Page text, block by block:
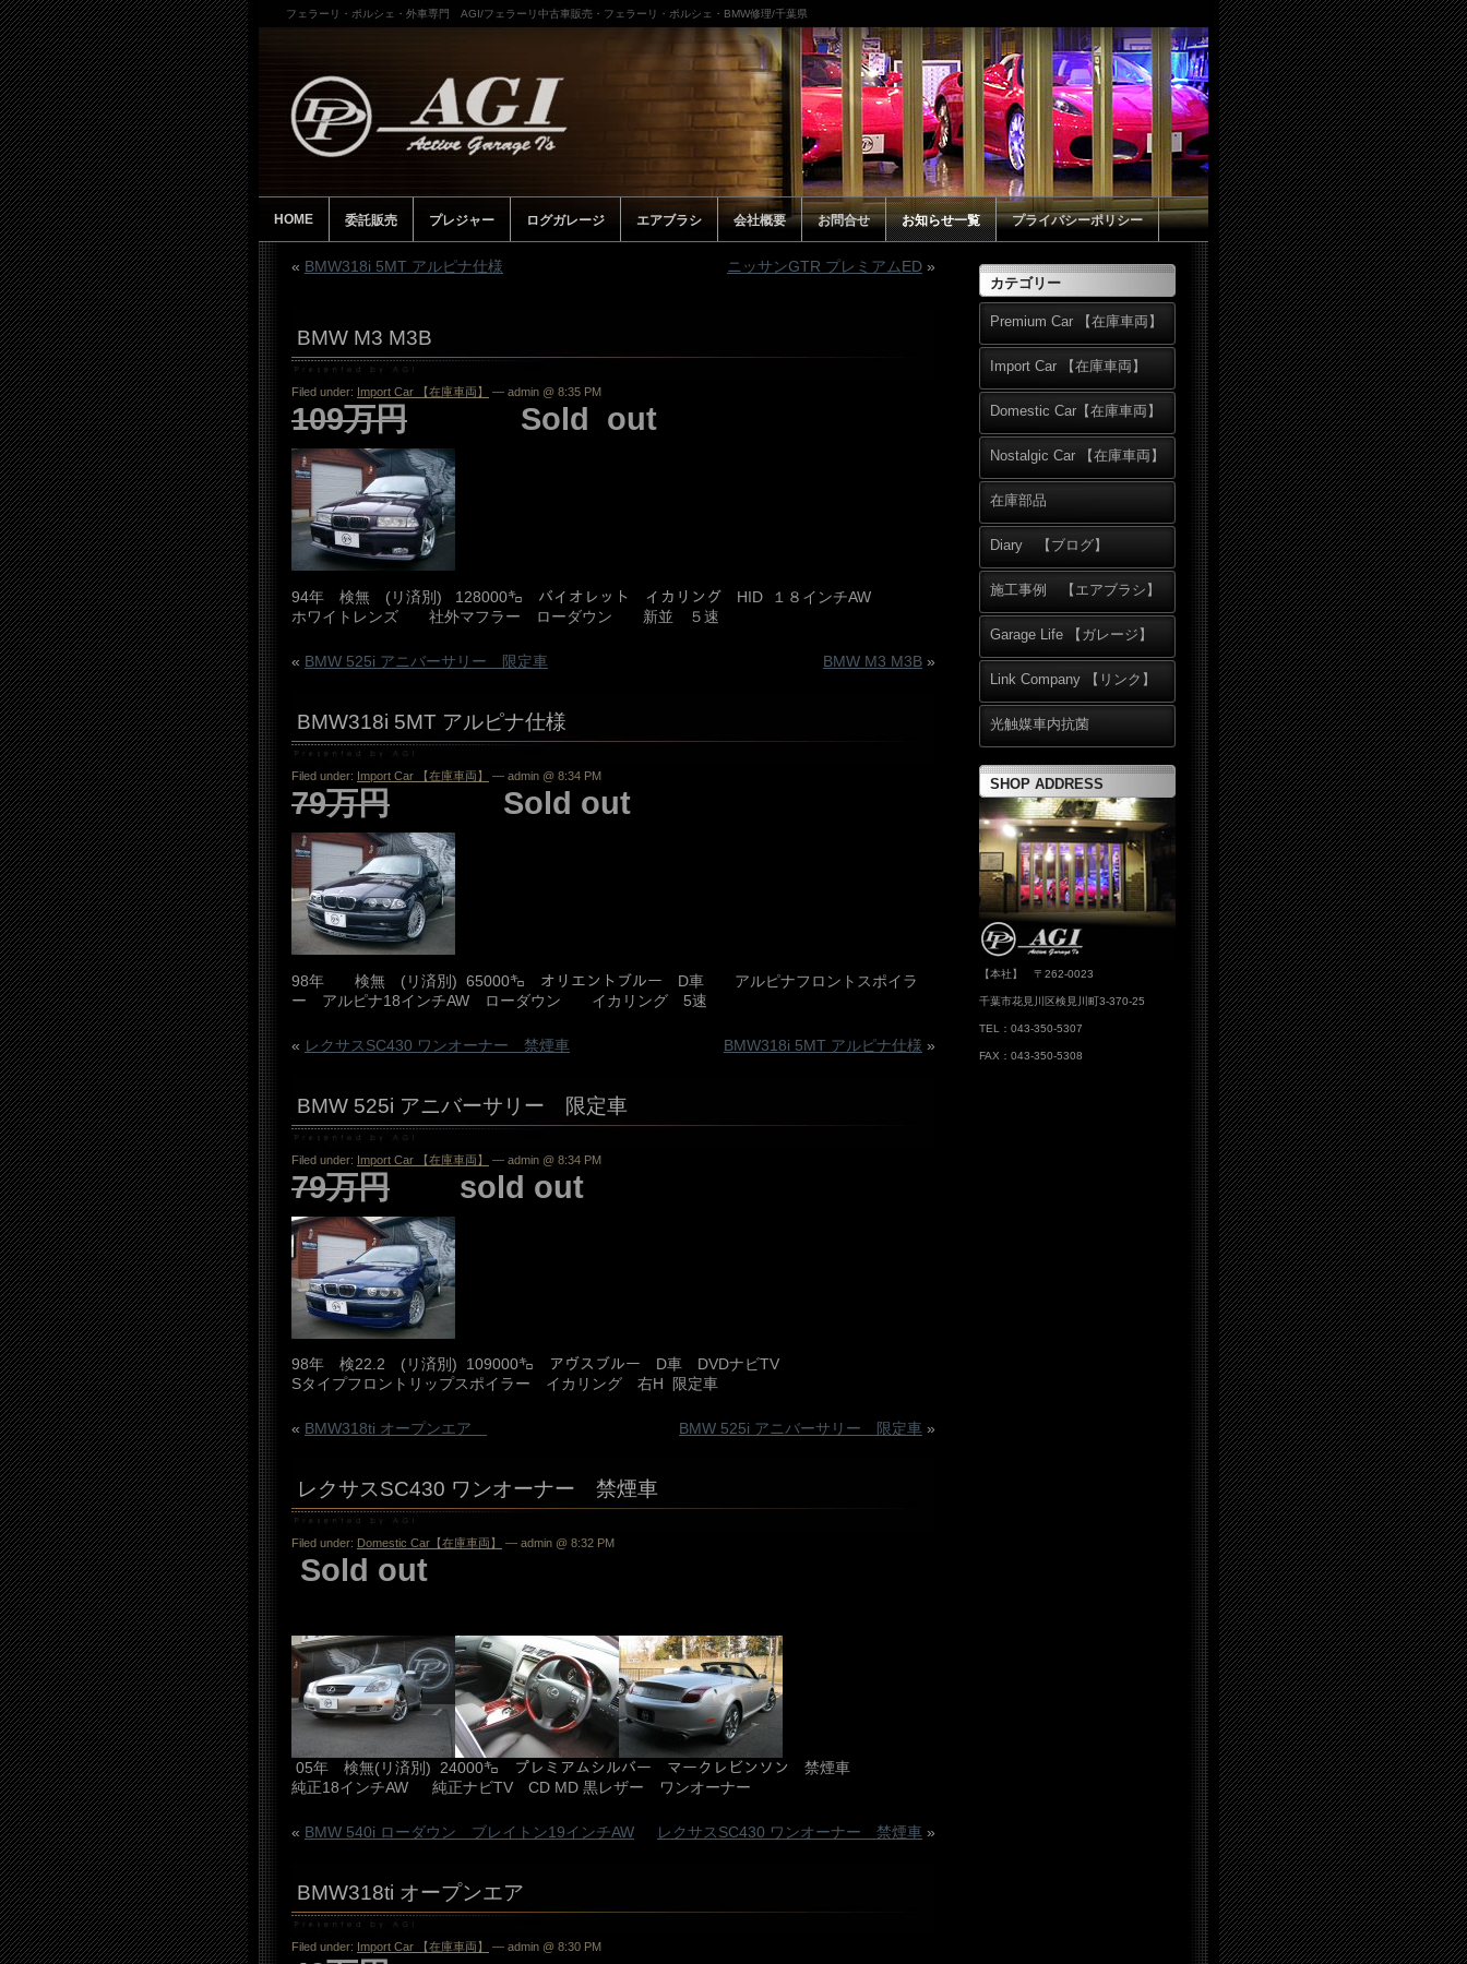
フェラーリ・ポルシェ・外車専門 AGI/フェラーリ中古車販売・フェラーリ・ポルシェ・BMW修理/千葉県
HOME 委託販売 プレジャー ログガレージ エアブラシ 会社概要 お問合せ お知らせ一覧 プライバシーポリシー
« BMW318i 5MT アルピナ仕様 ニッサンGTR プレミアムED »
BMW M3 M3B
Filed under: Import Car 【在庫車両】 — admin @ 8:35 PM
109万円 Sold out
94年 検無 (リ済別) 128000㌔ バイオレット イカリング HID １８インチAW
ホワイトレンズ 社外マフラー ローダウン 新並 ５速
« BMW 525i アニバーサリー 限定車 BMW M3 M3B »
BMW318i 5MT アルピナ仕様
Filed under: Import Car 【在庫車両】 — admin @ 8:34 PM
79万円 Sold out
98年 検無 (リ済別) 65000㌔ オリエントブルー D車 アルピナフロントスポイラ
ー アルピナ18インチAW ローダウン イカリング 5速
« レクサスSC430 ワンオーナー 禁煙車 BMW318i 5MT アルピナ仕様 »
BMW 525i アニバーサリー 限定車
Filed under: Import Car 【在庫車両】 — admin @ 8:34 PM
79万円 sold out
98年 検22.2 (リ済別) 109000㌔ アヴスブルー D車 DVDナビTV
Sタイプフロントリップスポイラー イカリング 右H 限定車
« BMW318ti オープンエア BMW 525i アニバーサリー 限定車 »
レクサスSC430 ワンオーナー 禁煙車
Filed under: Domestic Car【在庫車両】 — admin @ 8:32 PM
Sold out
05年 検無(リ済別) 24000㌔ プレミアムシルバー マークレビンソン 禁煙車
純正18インチAW 純正ナビTV CD MD 黒レザー ワンオーナー
« BMW 540i ローダウン ブレイトン19インチAW レクサスSC430 ワンオーナー 禁煙車 »
BMW318ti オープンエア
Filed under: Import Car 【在庫車両】 — admin @ 8:30 PM
カテゴリー
Premium Car 【在庫車両】
Import Car 【在庫車両】
Domestic Car【在庫車両】
Nostalgic Car 【在庫車両】
在庫部品
Diary 【ブログ】
施工事例 【エアブラシ】
Garage Life 【ガレージ】
Link Company 【リンク】
光触媒車内抗菌
SHOP ADDRESS
【本社】 〒262-0023
千葉市花見川区検見川町3-370-25
TEL：043-350-5307
FAX：043-350-5308